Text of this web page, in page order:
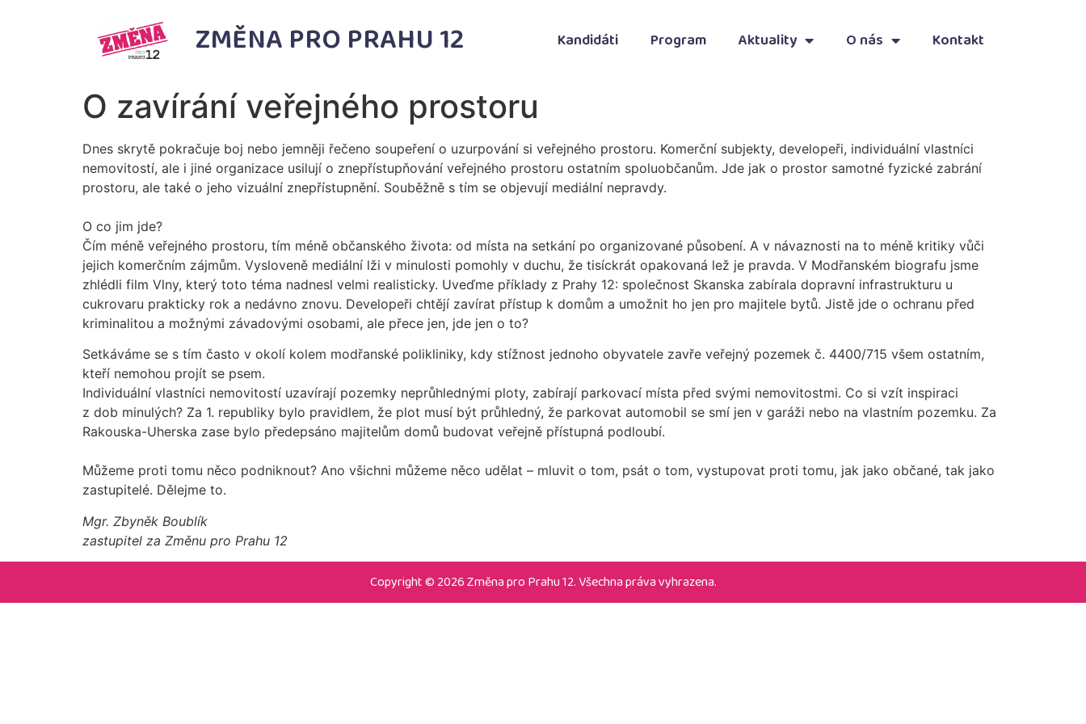
ZMĚNA PRO PRAHU 12 Kandidáti Program Aktuality O nás Kontakt
O zavírání veřejného prostoru
Dnes skrytě pokračuje boj nebo jemněji řečeno soupeření o uzurpování si veřejného prostoru. Komerční subjekty, developeři, individuální vlastníci
nemovitostí, ale i jiné organizace usilují o znepřístupňování veřejného prostoru ostatním spoluobčanům. Jde jak o prostor samotné fyzické zabrání
prostoru, ale také o jeho vizuální znepřístupnění. Souběžně s tím se objevují mediální nepravdy.
O co jim jde?
Čím méně veřejného prostoru, tím méně občanského života: od místa na setkání po organizované působení. A v návaznosti na to méně kritiky vůči
jejich komerčním zájmům. Vysloveně mediální lži v minulosti pomohly v duchu, že tisíckrát opakovaná lež je pravda. V Modřanském biografu jsme
zhlédli film Vlny, který toto téma nadnesl velmi realisticky. Uveďme příklady z Prahy 12: společnost Skanska zabírala dopravní infrastrukturu u
cukrovaru prakticky rok a nedávno znovu. Developeři chtějí zavírat přístup k domům a umožnit ho jen pro majitele bytů. Jistě jde o ochranu před
kriminalitou a možnými závadovými osobami, ale přece jen, jde jen o to?
Setkáváme se s tím často v okolí kolem modřanské polikliniky, kdy stížnost jednoho obyvatele zavře veřejný pozemek č. 4400/715 všem ostatním,
kteří nemohou projít se psem.
Individuální vlastníci nemovitostí uzavírají pozemky neprůhlednými ploty, zabírají parkovací místa před svými nemovitostmi. Co si vzít inspiraci
z dob minulých? Za 1. republiky bylo pravidlem, že plot musí být průhledný, že parkovat automobil se smí jen v garáži nebo na vlastním pozemku. Za
Rakouska-Uherska zase bylo předepsáno majitelům domů budovat veřejně přístupná podloubí.
Můžeme proti tomu něco podniknout? Ano všichni můžeme něco udělat – mluvit o tom, psát o tom, vystupovat proti tomu, jak jako občané, tak jako
zastupitelé. Dělejme to.
Mgr. Zbyněk Boublík
zastupitel za Změnu pro Prahu 12
Copyright © 2026 Změna pro Prahu 12. Všechna práva vyhrazena.